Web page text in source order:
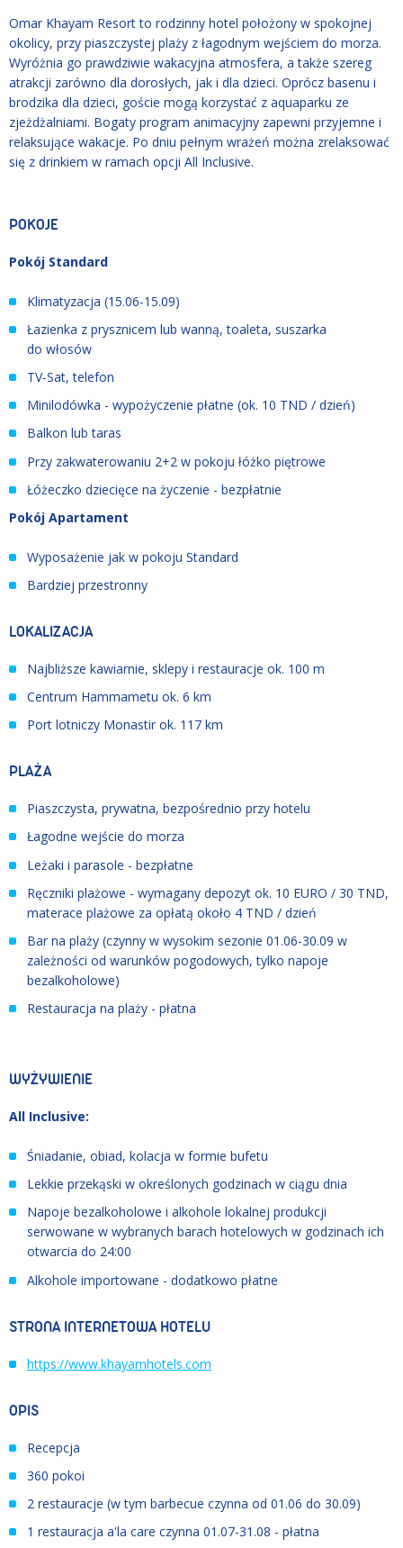
Omar Khayam Resort to rodzinny hotel położony w spokojnej
okolicy, przy piaszczystej plaży z łagodnym wejściem do morza.
Wyróżnia go prawdziwie wakacyjna atmosfera, a także szereg
atrakcji zarówno dla dorosłych, jak i dla dzieci. Oprócz basenu i
brodzika dla dzieci, goście mogą korzystać z aquaparku ze
zjeżdżalniami. Bogaty program animacyjny zapewni przyjemne i
relaksujące wakacje. Po dniu pełnym wrażeń można zrelaksować
się z drinkiem w ramach opcji All Inclusive.
POKOJE
Pokój Standard
Klimatyzacja (15.06-15.09)
Łazienka z prysznicem lub wanną, toaleta, suszarka
do włosów
TV-Sat, telefon
Minilodówka - wypożyczenie płatne (ok. 10 TND / dzień)
Balkon lub taras
Przy zakwaterowaniu 2+2 w pokoju łóżko piętrowe
Łóżeczko dziecięce na życzenie - bezpłatnie
Pokój Apartament
Wyposażenie jak w pokoju Standard
Bardziej przestronny
LOKALIZACJA
Najbliższe kawiarnie, sklepy i restauracje ok. 100 m
Centrum Hammametu ok. 6 km
Port lotniczy Monastir ok. 117 km
PLAŻA
Piaszczysta, prywatna, bezpośrednio przy hotelu
Łagodne wejście do morza
Leżaki i parasole - bezpłatne
Ręczniki plażowe - wymagany depozyt ok. 10 EURO / 30 TND,
materace plażowe za opłatą około 4 TND / dzień
Bar na plaży (czynny w wysokim sezonie 01.06-30.09 w
zależności od warunków pogodowych, tylko napoje
bezalkoholowe)
Restauracja na plaży - płatna
WYŻYWIENIE
All Inclusive:
Śniadanie, obiad, kolacja w formie bufetu
Lekkie przekąski w określonych godzinach w ciągu dnia
Napoje bezalkoholowe i alkohole lokalnej produkcji
serwowane w wybranych barach hotelowych w godzinach ich
otwarcia do 24:00
Alkohole importowane - dodatkowo płatne
STRONA INTERNETOWA HOTELU
https://www.khayamhotels.com
OPIS
Recepcja
360 pokoi
2 restauracje (w tym barbecue czynna od 01.06 do 30.09)
1 restauracja a'la care czynna 01.07-31.08 - płatna